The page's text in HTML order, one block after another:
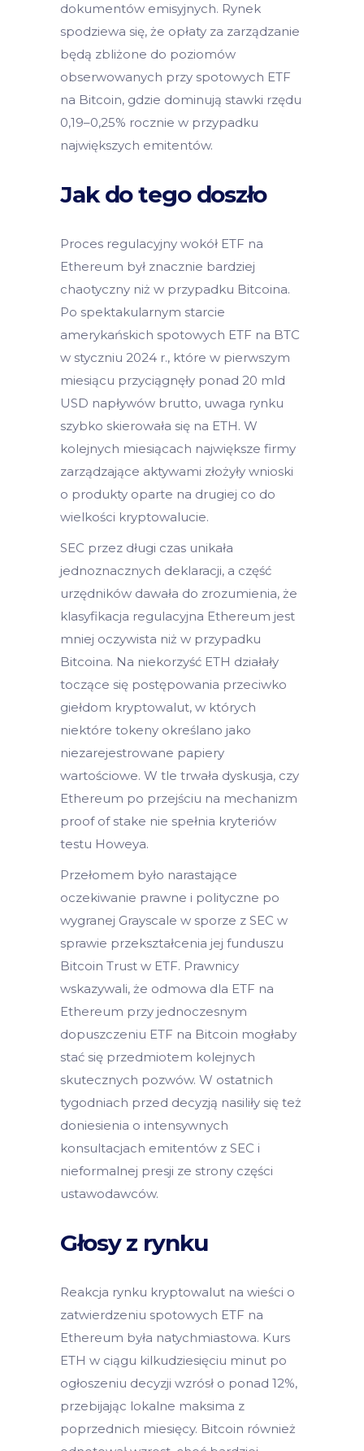
dokumentów emisyjnych. Rynek
spodziewa się, że opłaty za zarządzanie
będą zbliżone do poziomów
obserwowanych przy spotowych ETF
na Bitcoin, gdzie dominują stawki rzędu
0,19–0,25% rocznie w przypadku
największych emitentów.
Jak do tego doszło
Proces regulacyjny wokół ETF na
Ethereum był znacznie bardziej
chaotyczny niż w przypadku Bitcoina.
Po spektakularnym starcie
amerykańskich spotowych ETF na BTC
w styczniu 2024 r., które w pierwszym
miesiącu przyciągnęły ponad 20 mld
USD napływów brutto, uwaga rynku
szybko skierowała się na ETH. W
kolejnych miesiącach największe firmy
zarządzające aktywami złożyły wnioski
o produkty oparte na drugiej co do
wielkości kryptowalucie.
SEC przez długi czas unikała
jednoznacznych deklaracji, a część
urzędników dawała do zrozumienia, że
klasyfikacja regulacyjna Ethereum jest
mniej oczywista niż w przypadku
Bitcoina. Na niekorzyść ETH działały
toczące się postępowania przeciwko
giełdom kryptowalut, w których
niektóre tokeny określano jako
niezarejestrowane papiery
wartościowe. W tle trwała dyskusja, czy
Ethereum po przejściu na mechanizm
proof of stake nie spełnia kryteriów
testu Howeya.
Przełomem było narastające
oczekiwanie prawne i polityczne po
wygranej Grayscale w sporze z SEC w
sprawie przekształcenia jej funduszu
Bitcoin Trust w ETF. Prawnicy
wskazywali, że odmowa dla ETF na
Ethereum przy jednoczesnym
dopuszczeniu ETF na Bitcoin mogłaby
stać się przedmiotem kolejnych
skutecznych pozwów. W ostatnich
tygodniach przed decyzją nasiliły się też
doniesienia o intensywnych
konsultacjach emitentów z SEC i
nieformalnej presji ze strony części
ustawodawców.
Głosy z rynku
Reakcja rynku kryptowalut na wieści o
zatwierdzeniu spotowych ETF na
Ethereum była natychmiastowa. Kurs
ETH w ciągu kilkudziesięciu minut po
ogłoszeniu decyzji wzrósł o ponad 12%,
przebijając lokalne maksima z
poprzednich miesięcy. Bitcoin również